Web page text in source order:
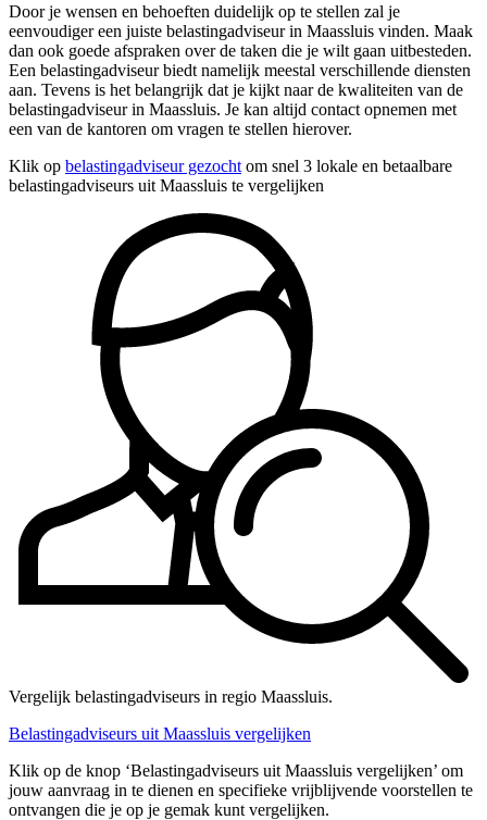
Door je wensen en behoeften duidelijk op te stellen zal je
eenvoudiger een juiste belastingadviseur in Maassluis vinden. Maak
dan ook goede afspraken over de taken die je wilt gaan uitbesteden.
Een belastingadviseur biedt namelijk meestal verschillende diensten
aan. Tevens is het belangrijk dat je kijkt naar de kwaliteiten van de
belastingadviseur in Maassluis. Je kan altijd contact opnemen met
een van de kantoren om vragen te stellen hierover.
Klik op belastingadviseur gezocht om snel 3 lokale en betaalbare
belastingadviseurs uit Maassluis te vergelijken
Vergelijk belastingadviseurs in regio Maassluis.
Belastingadviseurs uit Maassluis vergelijken
Klik op de knop ‘Belastingadviseurs uit Maassluis vergelijken’ om
jouw aanvraag in te dienen en specifieke vrijblijvende voorstellen te
ontvangen die je op je gemak kunt vergelijken.